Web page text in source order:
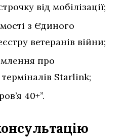
від мобілізації;
з Єдиного
ветеранів війни;
про
Starlink;
40+”.